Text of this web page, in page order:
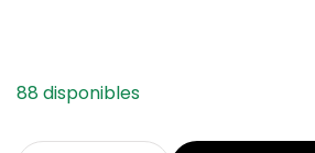
88 disponibles